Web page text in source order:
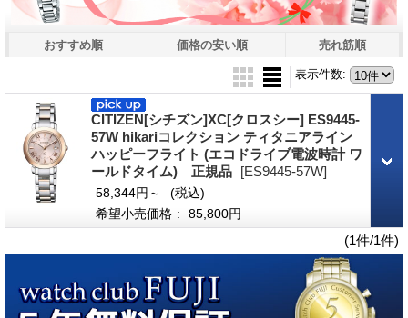
おすすめ順 価格の安い順 売れ筋順
表示件数:
CITIZEN[シチズン]XC[クロスシー] ES9445-
57W hikariコレクション ティタニアライン
ハッピーフライト (エコドライブ電波時計 ワ
ールドタイム) 正規品 [ES9445-57W]
58,344円～
(税込)
希望小売価格 : 85,800円
(1件/1件)